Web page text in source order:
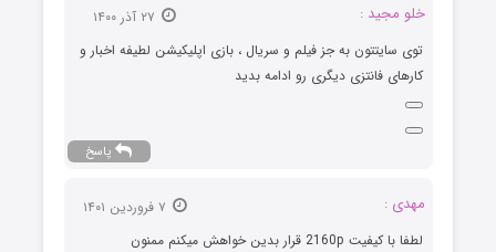
خلو مجید :
توی سایتتون به جز فیلم و سریال ، بازی اپلیکیشن لطیفه اخبار و
کارهای فانتزی دیگری رو ادامه بدید
پاسخ
مهدی :
لطفا با کیفیت 2160p قرار بدین خواهش میکنم ممنون